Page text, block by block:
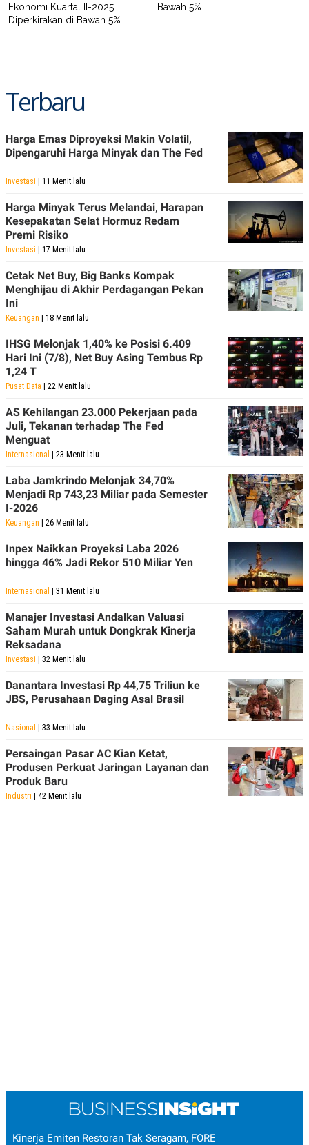
Ekonomi Kuartal II-2025
Diperkirakan di Bawah 5%
Bawah 5%
Terbaru
Harga Emas Diproyeksi Makin Volatil,
Dipengaruhi Harga Minyak dan The Fed
Investasi | 11 Menit lalu
Harga Minyak Terus Melandai, Harapan
Kesepakatan Selat Hormuz Redam
Premi Risiko
Investasi | 17 Menit lalu
Cetak Net Buy, Big Banks Kompak
Menghijau di Akhir Perdagangan Pekan
Ini
Keuangan | 18 Menit lalu
IHSG Melonjak 1,40% ke Posisi 6.409
Hari Ini (7/8), Net Buy Asing Tembus Rp
1,24 T
Pusat Data | 22 Menit lalu
AS Kehilangan 23.000 Pekerjaan pada
Juli, Tekanan terhadap The Fed
Menguat
Internasional | 23 Menit lalu
Laba Jamkrindo Melonjak 34,70%
Menjadi Rp 743,23 Miliar pada Semester
I-2026
Keuangan | 26 Menit lalu
Inpex Naikkan Proyeksi Laba 2026
hingga 46% Jadi Rekor 510 Miliar Yen
Internasional | 31 Menit lalu
Manajer Investasi Andalkan Valuasi
Saham Murah untuk Dongkrak Kinerja
Reksadana
Investasi | 32 Menit lalu
Danantara Investasi Rp 44,75 Triliun ke
JBS, Perusahaan Daging Asal Brasil
Nasional | 33 Menit lalu
Persaingan Pasar AC Kian Ketat,
Produsen Perkuat Jaringan Layanan dan
Produk Baru
Industri | 42 Menit lalu
Kinerja Emiten Restoran Tak Seragam, FORE